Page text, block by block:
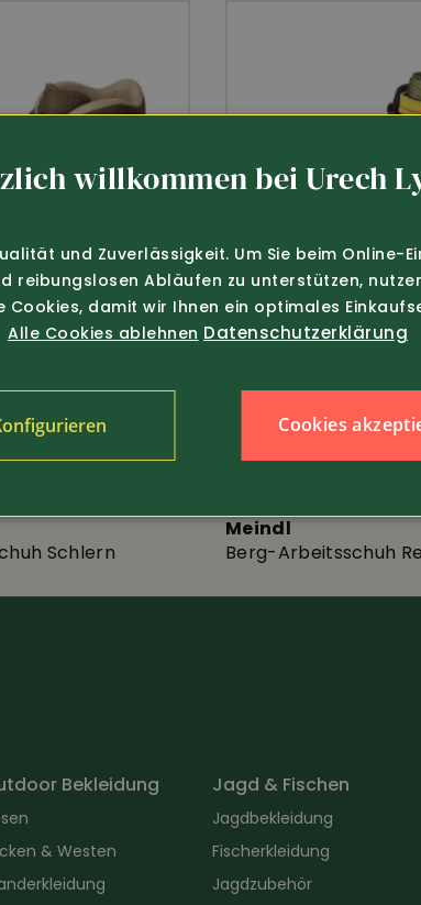
Schlern
Meindl
Berg-Arbeitsschuh
Bekleidung
& Westen
Jagd & Fischen
Jagdbekleidung
Fischerkleidung
Jagdzubehör
willkommen bei Urech
und Zuverlässigkeit. Um Sie beim Online-
reibungslosen Abläufen zu unterstützen,
Cookies, damit wir Ihnen ein optimales
Alle Cookies ablehnen Datenschutzerklärung
Cookies